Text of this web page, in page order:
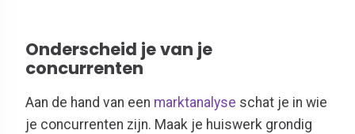
Onderscheid je van je
concurrenten
Aan de hand van een marktanalyse schat je in wie
je concurrenten zijn. Maak je huiswerk grondig